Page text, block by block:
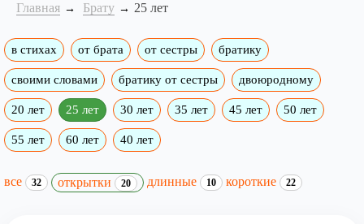
Главная Брату 25 лет
в стихах от брата от сестры братику
своими словами братику от сестры двоюродному
20 лет 25 лет 30 лет 35 лет 45 лет 50 лет
55 лет 60 лет 40 лет
все 32 открытки 20 длинные 10 короткие 22